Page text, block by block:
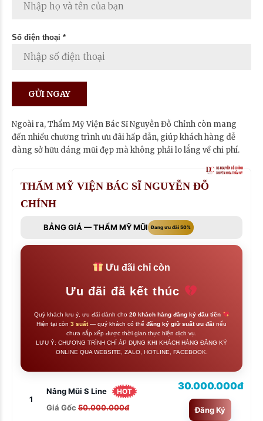
Số điện thoại *
Ngoài ra, Thẩm Mỹ Viện Bác Sĩ Nguyễn Đỗ Chỉnh còn mang
đến nhiều chương trình ưu đãi hấp dẫn, giúp khách hàng dễ
dàng sở hữu dáng mũi đẹp mà không phải lo lắng về chi phí.
THẨM MỸ VIỆN BÁC SĨ NGUYỄN ĐỖ
CHỈNH
BẢNG GIÁ — THẨM MỸ MŨI Đang ưu đãi 50%
Ưu đãi chỉ còn
Ưu đãi đã kết thúc
Quý khách lưu ý, ưu đãi dành cho 20 khách hàng đăng ký đầu tiên
Hiện tại còn 3 suất— quý khách có thể đăng ký giữ suất ưu đãi nếu
chưa sắp xếp được thời gian thực hiện dịch vụ.
LƯU Ý: CHƯƠNG TRÌNH CHỈ ÁP DỤNG KHI KHÁCH HÀNG ĐĂNG KÝ
ONLINE QUA WEBSITE, ZALO, HOTLINE, FACEBOOK.
1
Nâng Mũi S Line HOT
Giá Gốc 50.000.000đ
30.000.000đ
Đăng Ký